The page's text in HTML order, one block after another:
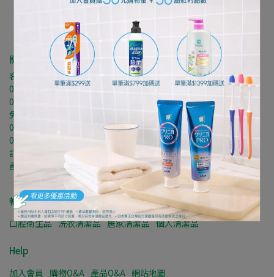
關於我們
客服專線┃週一至週五
02-66058116分機312
09:30-12:30 ▸ 14:00-18:00
免付費產品諮詢專線┃週一至週五
0800-241-972
08:30-12:30 ▸ 13:30-17:30
訂單諮詢信箱：lion.service@hhgalaxy.com.tw
產品諮詢信箱： Lion.service@cairiver.com.tw
暢銷品類
口腔衛生品 洗衣清潔品 居家清潔品 個人清潔品
Help
加入會員 購物Q&A 產品Q&A 網站地圖